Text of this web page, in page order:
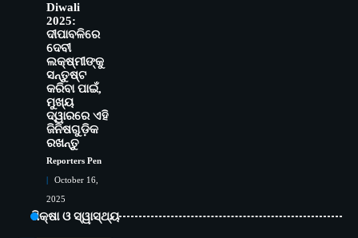
Diwali
2025:
ଦୀପାବଳିରେ
ଦେବୀ
ଲକ୍ଷ୍ମୀଙ୍କୁ
ସନ୍ତୁଷ୍ଟ
କରିବା ପାଇଁ,
ମୁଖ୍ୟ
ଦ୍ୱାରରେ ଏହି
ଜିନିଷଗୁଡ଼ିକ
ରଖନ୍ତୁ
Reporters Pen
October 16,
2025
ଶିକ୍ଷା ଓ ସ୍ୱାସ୍ଥ୍ୟଅଗ୍ରଗତିର ସ୍ମୃତିଚାରଣ
Reporters Pen